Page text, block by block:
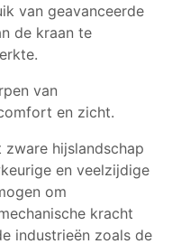
van geavanceerde
de kraan te
van
en zicht.
zware hijslandschap
en veelzijdige
om
kracht
industrieën zoals de